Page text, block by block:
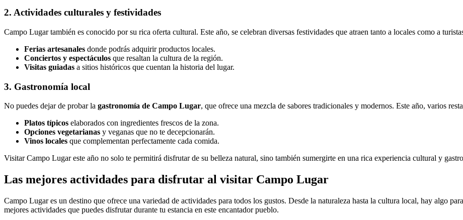
2. Actividades culturales y festividades
Campo Lugar también es conocido por su rica oferta cultural. Este año, se celebran diversas festividades que atraen tanto a locales como a
Ferias artesanales donde podrás adquirir productos locales.
Conciertos y espectáculos que resaltan la cultura de la región.
Visitas guiadas a sitios históricos que cuentan la historia del lugar.
3. Gastronomía local
No puedes dejar de probar la gastronomía de Campo Lugar, que ofrece una mezcla de sabores tradicionales y modernos. Este año, varios
Platos típicos elaborados con ingredientes frescos de la zona.
Opciones vegetarianas y veganas que no te decepcionarán.
Vinos locales que complementan perfectamente cada comida.
Visitar Campo Lugar este año no solo te permitirá disfrutar de su belleza natural, sino también sumergirte en una rica experiencia cultural y
Las mejores actividades para disfrutar al visitar Campo Lugar
Campo Lugar es un destino que ofrece una variedad de actividades para todos los gustos. Desde la naturaleza hasta la cultura local, hay algo
mejores actividades que puedes disfrutar durante tu estancia en este encantador pueblo.